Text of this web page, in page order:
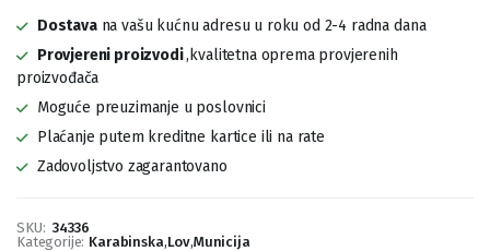
Dostavana vašu kućnu adresu u roku od 2-4 radna dana
Provjereni proizvodi,kvalitetna oprema provjerenih
proizvođača
Moguće preuzimanje u poslovnici
Plaćanje putem kreditne kartice ili na rate
Zadovoljstvo zagarantovano
SKU: 34336
Kategorije: Karabinska,Lov,Municija